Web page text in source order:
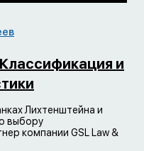
и
Лихтенштейна и
выбору
компании GSL Law &